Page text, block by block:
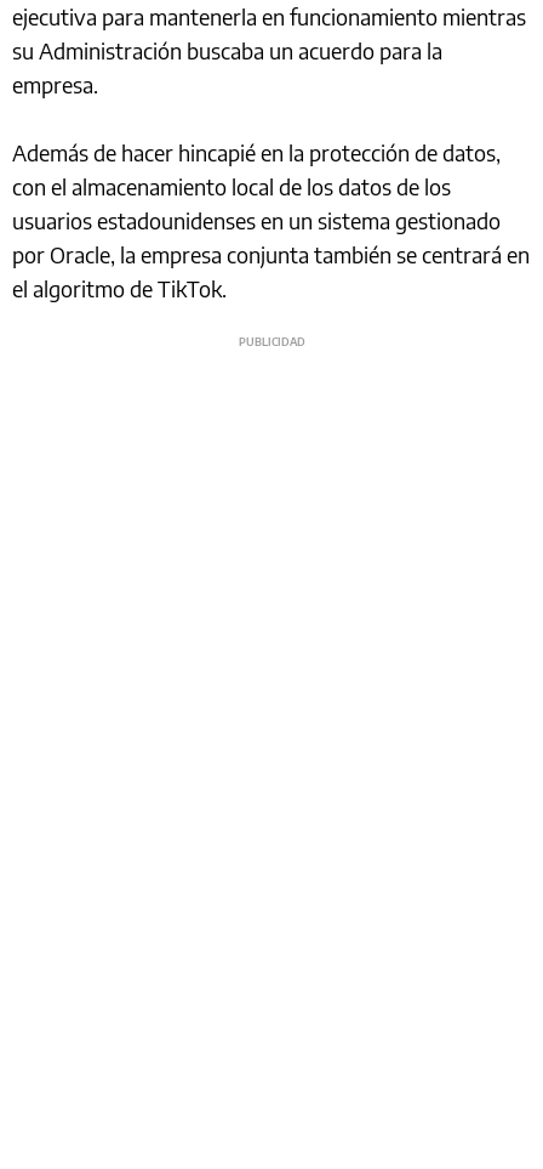
ejecutiva para mantenerla en funcionamiento mientras
su Administración buscaba un acuerdo para la
empresa.
Además de hacer hincapié en la protección de datos,
con el almacenamiento local de los datos de los
usuarios estadounidenses en un sistema gestionado
por Oracle, la empresa conjunta también se centrará en
el algoritmo de TikTok.